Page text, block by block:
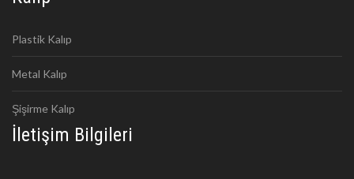
Plastik Kalıp
Metal Kalıp
Şişirme Kalıp
İletişim Bilgileri